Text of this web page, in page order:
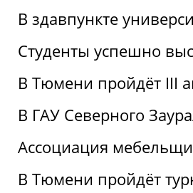
В здавпункте
Студенты успешно
В Тюмени пройдёт III
В ГАУ Северного
Ассоциация
В Тюмени пройдёт